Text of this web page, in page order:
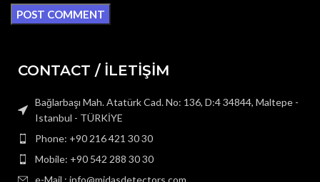
CONTACT / İLETİŞİM
Bağlarbaşı Mah. Atatürk Cad. No: 136, D:4 34844, Maltepe -
Istanbul - TÜRKİYE
Phone: +90 216 421 30 30
Mobile: +90 542 288 30 30
e-Mail : info@midasdetectors.com